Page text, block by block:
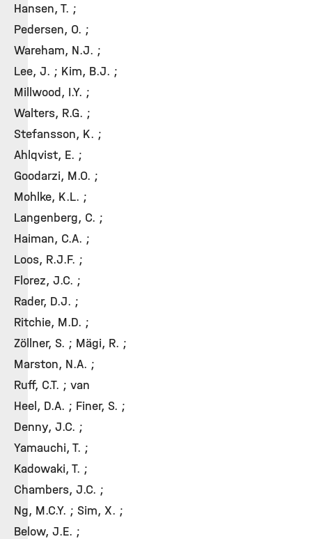
Hansen, T. ;
Pedersen, O. ;
Wareham, N.J. ;
Lee, J. ; Kim, B.J. ;
Millwood, I.Y. ;
Walters, R.G. ;
Stefansson, K. ;
Ahlqvist, E. ;
Goodarzi, M.O. ;
Mohlke, K.L. ;
Langenberg, C. ;
Haiman, C.A. ;
Loos, R.J.F. ;
Florez, J.C. ;
Rader, D.J. ;
Ritchie, M.D. ;
Zöllner, S. ; Mägi, R. ;
Marston, N.A. ;
Ruff, C.T. ; van
Heel, D.A. ; Finer, S. ;
Denny, J.C. ;
Yamauchi, T. ;
Kadowaki, T. ;
Chambers, J.C. ;
Ng, M.C.Y. ; Sim, X. ;
Below, J.E. ;